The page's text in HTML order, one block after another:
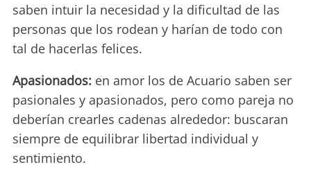
saben intuir la necesidad y la dificultad de las
personas que los rodean y harían de todo con
tal de hacerlas felices.
Apasionados: en amor los de Acuario saben ser
pasionales y apasionados, pero como pareja no
deberían crearles cadenas alrededor: buscaran
siempre de equilibrar libertad individual y
sentimiento.